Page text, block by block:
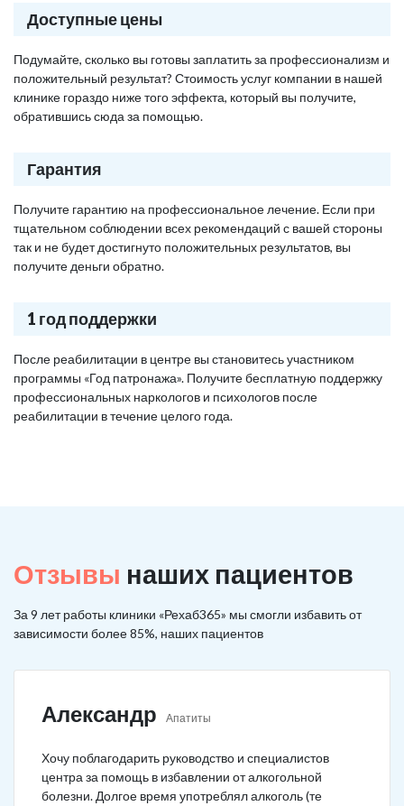
Доступные цены
Подумайте, сколько вы готовы заплатить за профессионализм и
положительный результат? Стоимость услуг компании в нашей
клинике гораздо ниже того эффекта, который вы получите,
обратившись сюда за помощью.
Гарантия
Получите гарантию на профессиональное лечение. Если при
тщательном соблюдении всех рекомендаций с вашей стороны
так и не будет достигнуто положительных результатов, вы
получите деньги обратно.
1 год поддержки
После реабилитации в центре вы становитесь участником
программы «Год патронажа». Получите бесплатную поддержку
профессиональных наркологов и психологов после
реабилитации в течение целого года.
Отзывы наших пациентов
За 9 лет работы клиники «Рехаб365» мы смогли избавить от
зависимости более 85%, наших пациентов
Александр Апатиты
Хочу поблагодарить руководство и специалистов
центра за помощь в избавлении от алкогольной
болезни. Долгое время употреблял алкоголь (те